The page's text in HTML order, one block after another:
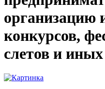
организацию
конкурсов,
слетов и